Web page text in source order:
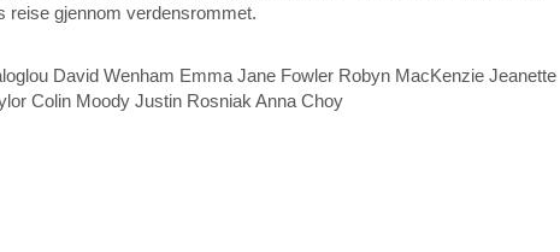
reise gjennom verdensrommet.
David Wenham Emma Jane Fowler Robyn MacKenzie Jeanette
Colin Moody Justin Rosniak Anna Choy